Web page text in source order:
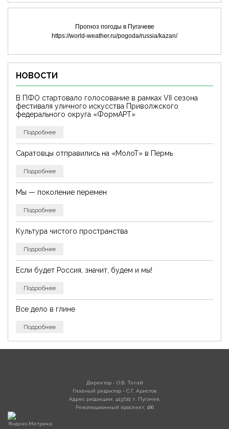
Прогноз погоды в Пугачеве
https://world-weather.ru/pogoda/russia/kazan/
НОВОСТИ
В ПФО стартовало голосование в рамках VII сезона
фестиваля уличного искусства Приволжского
федерального округа «ФормАРТ»
Подробнее
Саратовцы отправились на «МолоТ» в Пермь
Подробнее
Мы — поколение перемен
Подробнее
Культура чистого пространства
Подробнее
Если будет Россия, значит, будем и мы!
Подробнее
Все дело в глине
Подробнее
Директор - О.В. Тегай
Главный редактор - С.Г. Аристов
Адрес редакции: 413720, г. Пугачев,
Революционный проспект, 186